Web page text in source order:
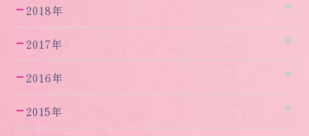
2018年
2017年
2016年
2015年